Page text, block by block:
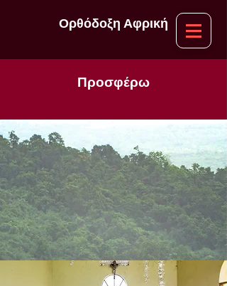
Ορθόδοξη Αφρική
Προσφέρω